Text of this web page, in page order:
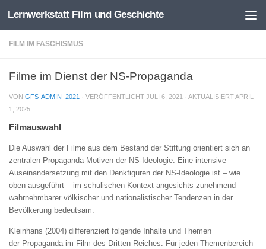
Zum Inhalt springen
Lernwerkstatt Film und Geschichte
FILM IM FASCHISMUS
Filme im Dienst der NS-Propaganda
VON GFS-ADMIN_2021 · VERÖFFENTLICHT JULI 6, 2021 · AKTUALISIERTAPRIL
1, 2025
Filmauswahl
Die Auswahl der Filme aus dem Bestand der Stiftung orientiert sich an
zentralen Propaganda-Motiven der NS-Ideologie. Eine intensive
Auseinandersetzung mit den Denkfiguren der NS-Ideologie ist – wie
oben ausgeführt – im schulischen Kontext angesichts zunehmend
wahrnehmbarer völkischer und nationalistischer Tendenzen in der
Bevölkerung bedeutsam.
Kleinhans (2004) differenziert folgende Inhalte und Themen
der Propaganda im Film des Dritten Reiches. Für jeden Themenbereich